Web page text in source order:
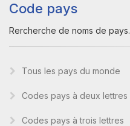
Code pays
Rercherche de noms de pays.
Tous les pays du monde
Codes pays à deux lettres
Codes pays à trois lettres